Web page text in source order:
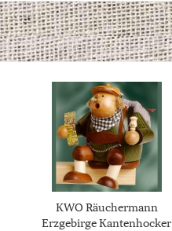
KWO Räuchermann
Erzgebirge Kantenhocker